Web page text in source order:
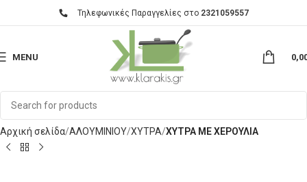
Τηλεφωνικές Παραγγελίες στο 2321059557
MENU
Αρχική σελίδα ΑΛΟΥΜΙΝΙΟΥ ΧΥΤΡΑ ΧΥΤΡΑ ΜΕ ΧΕΡΟΥΛΙΑ